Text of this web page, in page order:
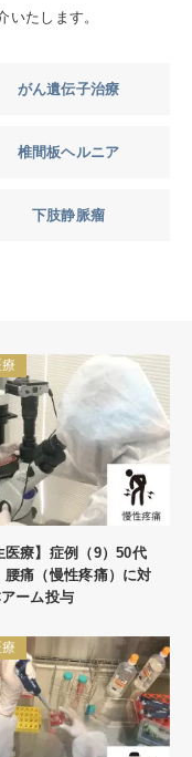
いたします。
がん遺伝子治療
椎間板ヘルニア
下肢静脈瘤
医療】症例（9）50代
痛（慢性疼痛）に対
ーム投与